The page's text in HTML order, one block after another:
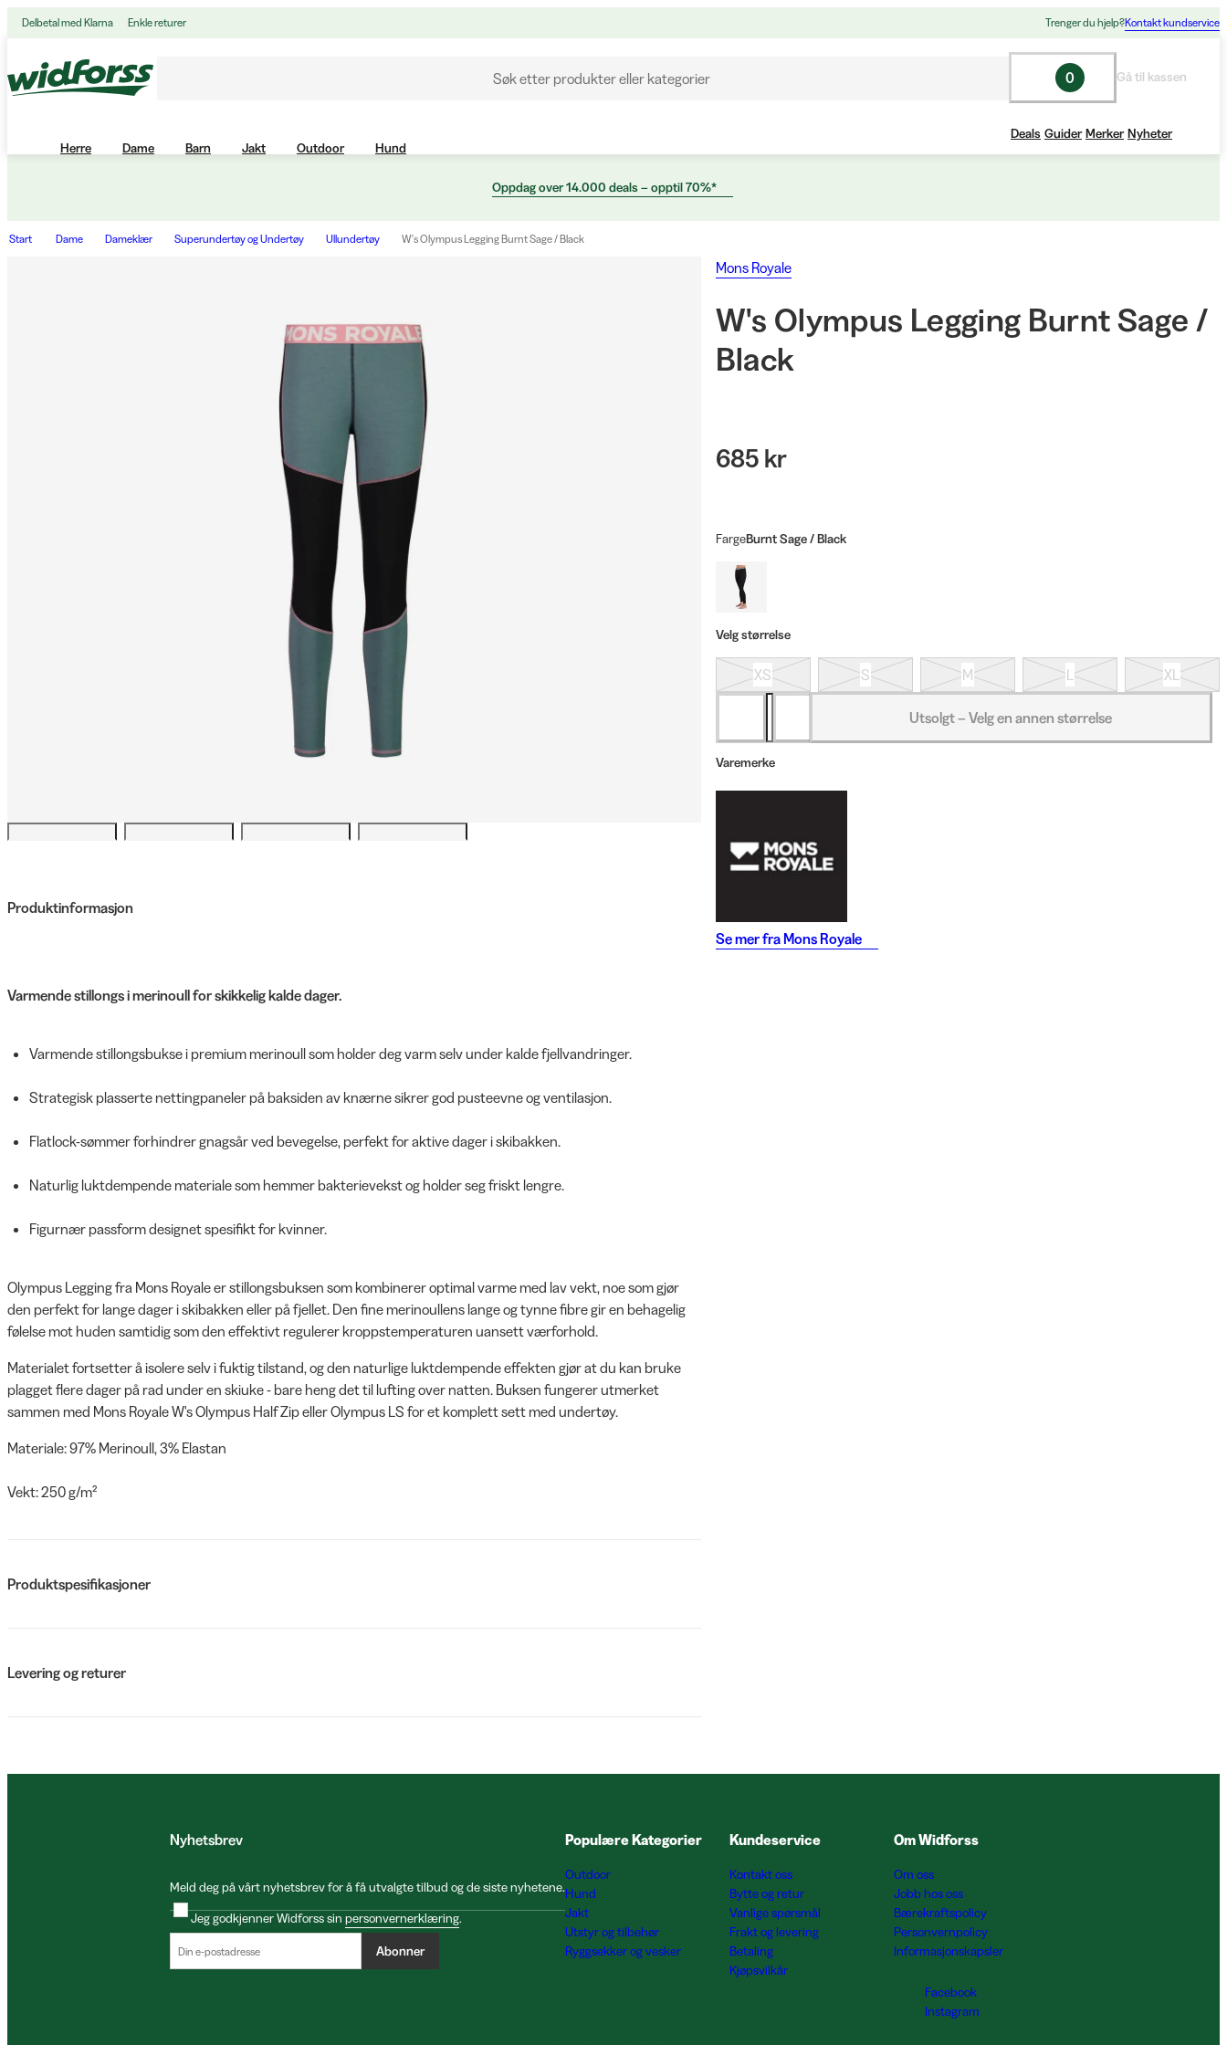
Delbetal med Klarna Enkle returer Trenger du hjelp?Kontakt kundservice
Søk etter produkter eller kategorier 0 Gå til kassen
Herre Dame Barn Jakt Outdoor Hund
Deals Guider Merker Nyheter
Oppdag over 14.000 deals – opptil 70%*
Start Dame Dameklær Superundertøy og Undertøy Ullundertøy W's Olympus Legging Burnt Sage / Black
Produktinformasjon
Varmende stillongs i merinoull for skikkelig kalde dager.
Varmende stillongsbukse i premium merinoull som holder deg varm selv under kalde fjellvandringer.
Strategisk plasserte nettingpaneler på baksiden av knærne sikrer god pusteevne og ventilasjon.
Flatlock-sømmer forhindrer gnagsår ved bevegelse, perfekt for aktive dager i skibakken.
Naturlig luktdempende materiale som hemmer bakterievekst og holder seg friskt lengre.
Figurnær passform designet spesifikt for kvinner.
Olympus Legging fra Mons Royale er stillongsbuksen som kombinerer optimal varme med lav vekt, noe som gjør
den perfekt for lange dager i skibakken eller på fjellet. Den fine merinoullens lange og tynne fibre gir en behagelig
følelse mot huden samtidig som den effektivt regulerer kroppstemperaturen uansett værforhold.
Materialet fortsetter å isolere selv i fuktig tilstand, og den naturlige luktdempende effekten gjør at du kan bruke
plagget flere dager på rad under en skiuke - bare heng det til lufting over natten. Buksen fungerer utmerket
sammen med Mons Royale W's Olympus Half Zip eller Olympus LS for et komplett sett med undertøy.
Materiale: 97% Merinoull, 3% Elastan
Vekt: 250 g/m²
Produktspesifikasjoner
Levering og returer
Mons Royale
W's Olympus Legging Burnt Sage /
Black
685 kr
FargeBurnt Sage / Black
Velg størrelse
XS S M L XL
Utsolgt – Velg en annen størrelse
Varemerke
Se mer fra Mons Royale
Nyhetsbrev
Meld deg på vårt nyhetsbrev for å få utvalgte tilbud og de siste nyhetene.
Jeg godkjenner Widforss sin personvernerklæring.
Abonner
Populære Kategorier
Outdoor
Hund
Jakt
Utstyr og tilbehør
Ryggsekker og vesker
Kundeservice
Kontakt oss
Bytte og retur
Vanlige spørsmål
Frakt og levering
Betaling
Kjøpsvilkår
Om Widforss
Om oss
Jobb hos oss
Bærekraftspolicy
Personvernpolicy
Informasjonskapsler
Facebook
Instagram